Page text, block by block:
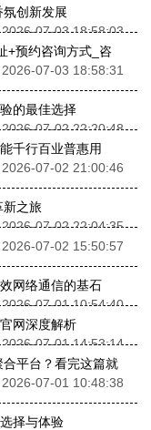
创新发展
2026-07-03 18:58:03
+预约咨询方式_咨
2026-07-03 18:58:31
的最佳选择
2026-07-02 22:20:48
千行百业普惠用
2026-07-02 21:00:46
新之旅
2026-07-02 22:04:35
2026-07-02 15:50:57
网络通信的基石
2026-07-01 10:54:40
网深度解析
2026-07-01 14:53:14
平台？看完这篇就
2026-07-01 10:48:38
择与体验